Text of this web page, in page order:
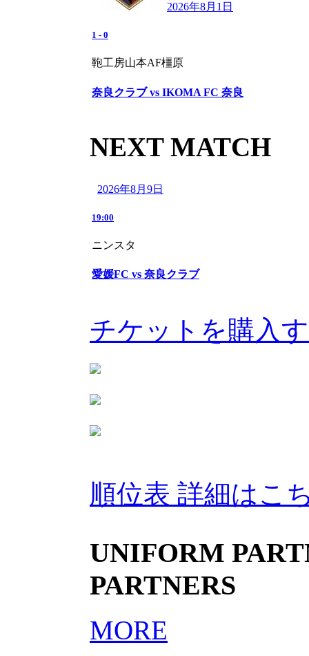
2026年8月1日
1 - 0
鞄工房山本AF橿原
奈良クラブ vs IKOMA FC 奈良
NEXT MATCH
2026年8月9日
19:00
ニンスタ
愛媛FC vs 奈良クラブ
チケットを購入
順位表 詳細はこ
UNIFORM
PARTNERS
MORE